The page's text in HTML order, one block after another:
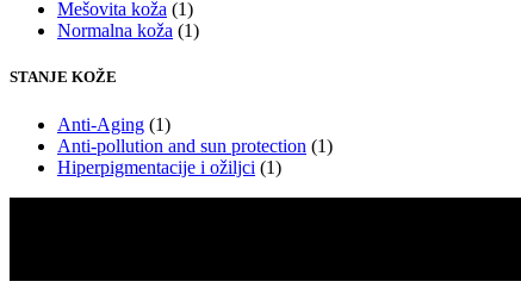
Mešovita koža (1)
Normalna koža (1)
STANJE KOŽE
Anti-Aging (1)
Anti-pollution and sun protection (1)
Hiperpigmentacije i ožiljci (1)